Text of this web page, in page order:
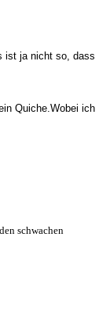
ist ja nicht so, dass
Quiche.Wobei ich
schwachen